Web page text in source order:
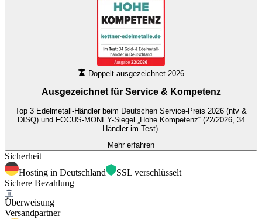
Doppelt ausgezeichnet 2026
Ausgezeichnet für Service & Kompetenz
Top 3 Edelmetall-Händler beim Deutschen Service-Preis 2026 (ntv &
DISQ) und FOCUS-MONEY-Siegel „Hohe Kompetenz“ (22/2026, 34
Händler im Test).
Mehr erfahren
Sicherheit
Hosting in Deutschland
SSL verschlüsselt
Sichere Bezahlung
Überweisung
Versandpartner